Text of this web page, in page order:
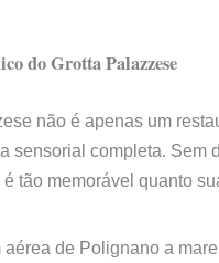
do Grotta Palazzese
não é apenas um
sensorial completa. Sem
tão memorável quanto